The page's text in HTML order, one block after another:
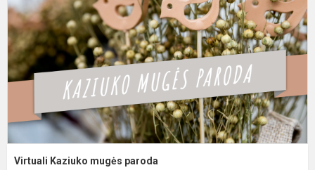
Virtuali Kaziuko mugės paroda